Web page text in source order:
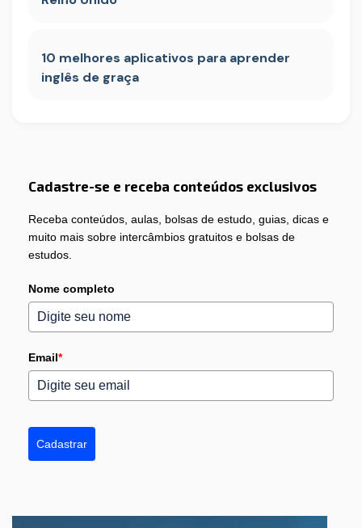
10 melhores aplicativos para aprender
inglês de graça
Cadastre-se e receba conteúdos exclusivos
Receba conteúdos, aulas, bolsas de estudo, guias, dicas e
muito mais sobre intercâmbios gratuitos e bolsas de
estudos.
Nome completo
Email*
Cadastrar